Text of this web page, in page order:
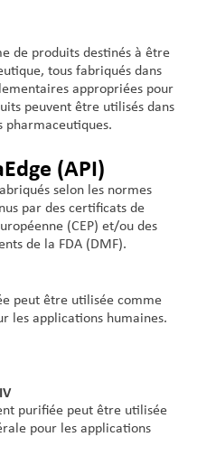
de produits destinés à être
tous fabriqués dans
appropriées pour
peuvent être utilisés dans
pharmaceutiques.
(API)
selon les normes
par des certificats de
(CEP) et/ou des
de la FDA (DMF).
peut être utilisée comme
les applications humaines.
purifiée peut être utilisée
pour les applications